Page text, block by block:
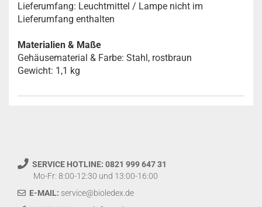
Lieferumfang: Leuchtmittel / Lampe nicht im
Lieferumfang enthalten
Materialien & Maße
Gehäusematerial & Farbe: Stahl, rostbraun
Gewicht: 1,1 kg
SERVICE HOTLINE: 0821 999 647 31
Mo-Fr: 8:00-12:30 und 13:00-16:00
E-MAIL: service@bioledex.de